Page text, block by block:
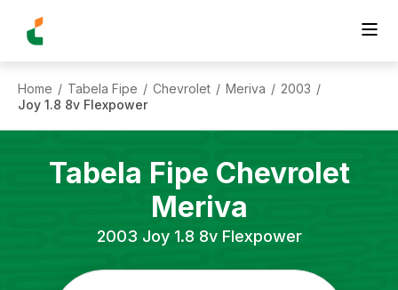
Home / Tabela Fipe / Chevrolet / Meriva / 2003 /
Joy 1.8 8v Flexpower
Tabela Fipe Chevrolet
Meriva
2003 Joy 1.8 8v Flexpower